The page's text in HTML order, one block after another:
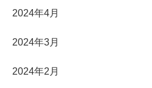
2024年4月
2024年3月
2024年2月